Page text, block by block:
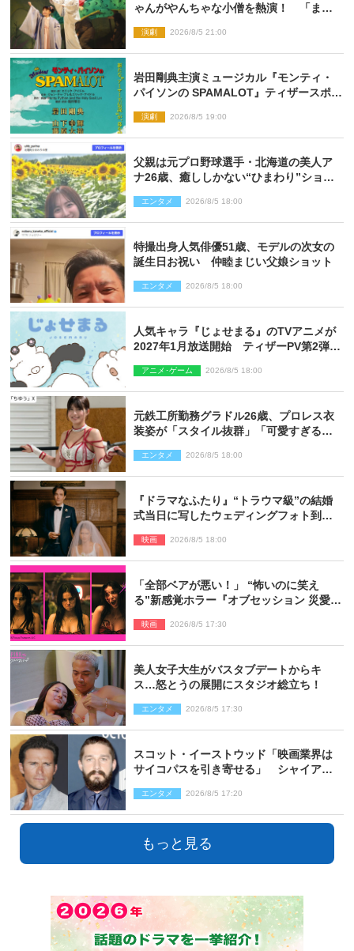
ゃんがやんちゃな小僧を熱演！ 「まん
演劇 2026/8/5 21:00
岩田剛典主演ミュージカル『モンティ・
パイソンの SPAMALOT』ティザースポッ
演劇 2026/8/5 19:00
父親は元プロ野球選手・北海道の美人ア
ナ26歳、癒ししかない“ひまわり”ショッ
エンタメ 2026/8/5 18:00
特撮出身人気俳優51歳、モデルの次女の
誕生日お祝い 仲睦まじい父娘ショット
エンタメ 2026/8/5 18:00
人気キャラ『じょせまる』のTVアニメが
2027年1月放送開始 ティザーPV第2弾も
アニメ･ゲーム 2026/8/5 18:00
元鉄工所勤務グラドル26歳、プロレス衣
装姿が「スタイル抜群」「可愛すぎる」
エンタメ 2026/8/5 18:00
『ドラマなふたり』“トラウマ級”の結婚
式当日に写したウェディングフォト到
のインタビュー映像も
映画 2026/8/5 18:00
「全部ベアが悪い！」 “怖いのに笑え
る”新感覚ホラー『オブセッション 災愛』
映画 2026/8/5 17:30
美人女子大生がバスタブデートからキ
ス…怒とうの展開にスタジオ総立ち！
エンタメ 2026/8/5 17:30
スコット・イーストウッド「映画業界は
サイコパスを引き寄せる」 シャイア・
返る
エンタメ 2026/8/5 17:20
もっと見る